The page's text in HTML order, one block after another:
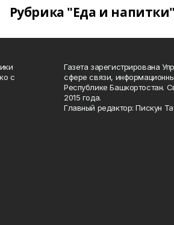
Рубрика "Еда и напитки"
с
Газета зарегистрирована
сфере связи,
Республике Башкортостан.
2015 года.
Главный редактор: Пискун